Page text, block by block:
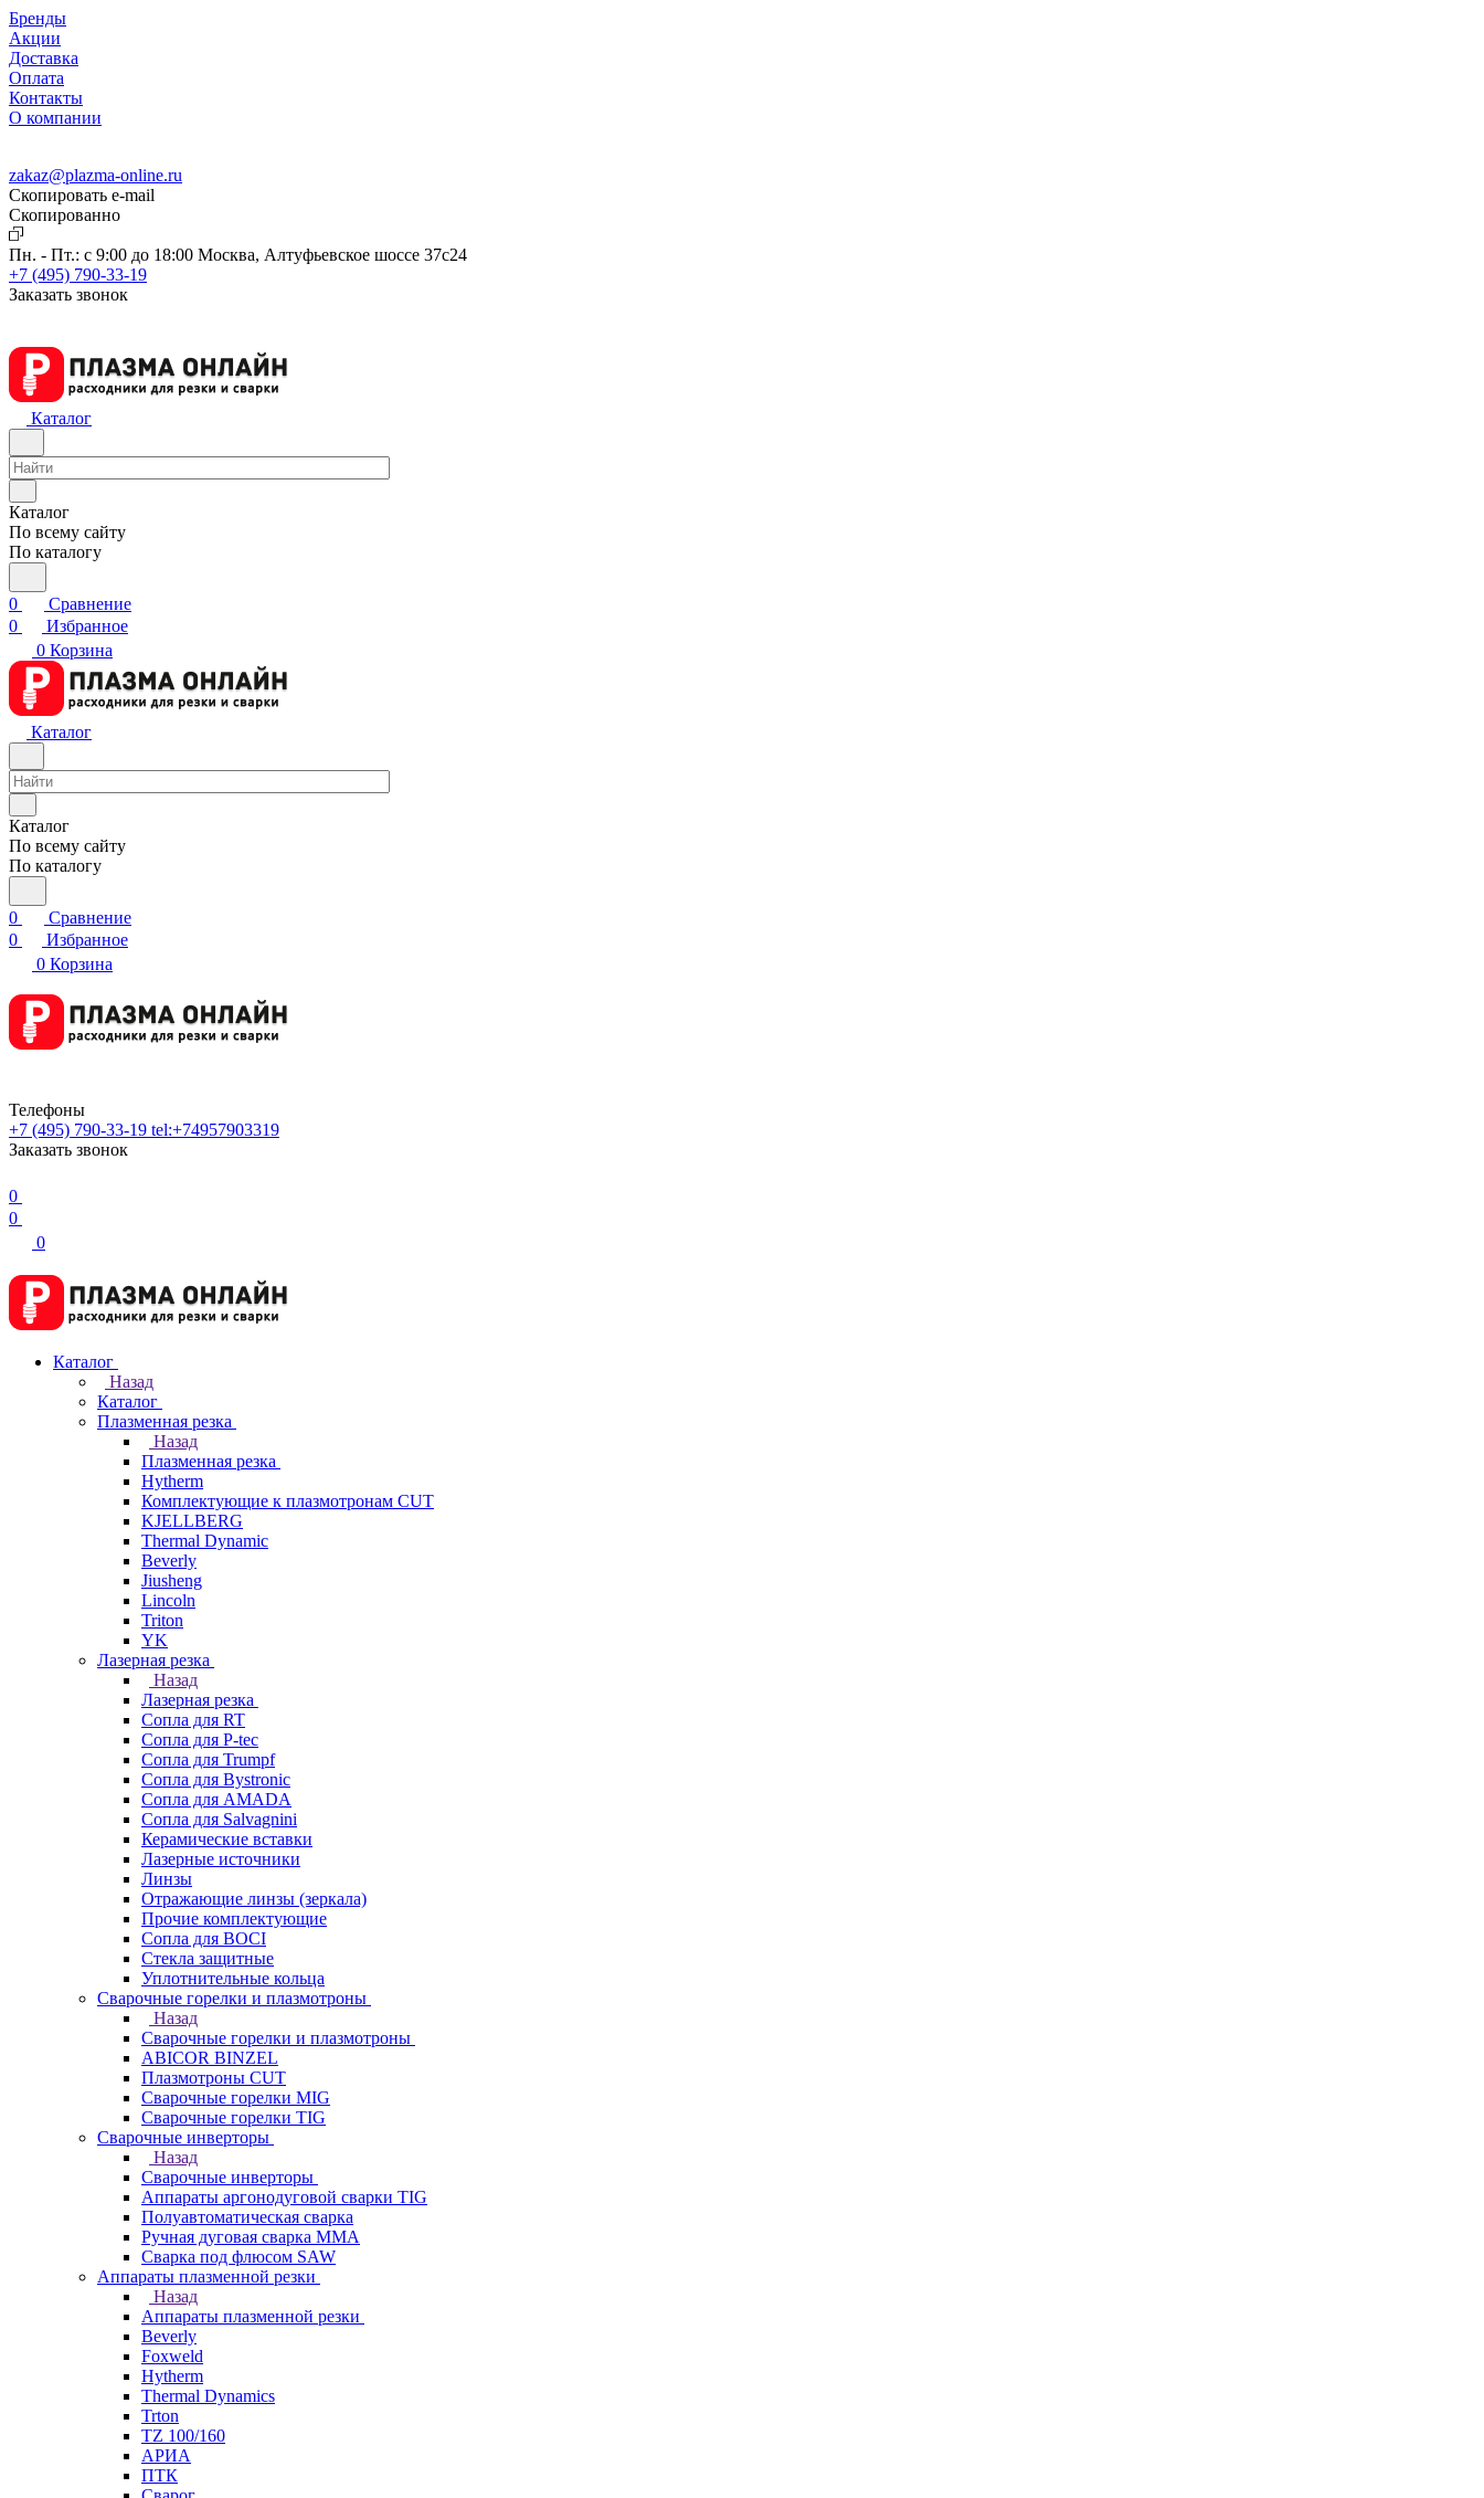
Бренды
Акции
Доставка
Оплата
Контакты
О компании
zakaz@plazma-online.ru
Скопировать e-mail
Cкопированно
Пн. - Пт.: с 9:00 до 18:00 Москва, Алтуфьевское шоссе 37с24
+7 (495) 790-33-19
Заказать звонок
Каталог
Каталог
По всему сайту
По каталогу
0
Сравнение
0
Избранное
0 Корзина
Каталог
Каталог
По всему сайту
По каталогу
0
Сравнение
0
Избранное
0 Корзина
Телефоны
+7 (495) 790-33-19 tel:+74957903319
Заказать звонок
0
0
0
Каталог
Назад
Каталог
Плазменная резка
Назад
Плазменная резка
Hytherm
Комплектующие к плазмотронам CUT
KJELLBERG
Thermal Dynamic
Beverly
Jiusheng
Lincoln
Triton
YK
Лазерная резка
Назад
Лазерная резка
Сопла для RT
Сопла для P-tec
Сопла для Trumpf
Сопла для Bystronic
Сопла для AMADA
Сопла для Salvagnini
Керамические вставки
Лазерные источники
Линзы
Отражающие линзы (зеркала)
Прочие комплектующие
Сопла для BOCI
Стекла защитные
Уплотнительные кольца
Сварочные горелки и плазмотроны
Назад
Сварочные горелки и плазмотроны
ABICOR BINZEL
Плазмотроны CUT
Сварочные горелки MIG
Сварочные горелки TIG
Сварочные инверторы
Назад
Сварочные инверторы
Аппараты аргонодуговой сварки TIG
Полуавтоматическая сварка
Ручная дуговая сварка MMA
Сварка под флюсом SAW
Аппараты плазменной резки
Назад
Аппараты плазменной резки
Beverly
Foxweld
Hytherm
Thermal Dynamics
Trton
TZ 100/160
АРИА
ПТК